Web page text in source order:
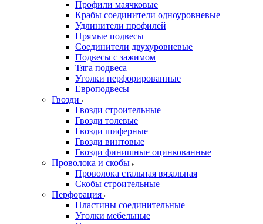
Профили маячковые
Крабы соединители одноуровневые
Удлинители профилей
Прямые подвесы
Соединители двухуровневые
Подвесы с зажимом
Тяга подвеса
Уголки перфорированные
Европодвесы
Гвозди
Гвозди строительные
Гвозди толевые
Гвозди шиферные
Гвозди винтовые
Гвозди финишные оцинкованные
Проволока и скобы
Проволока стальная вязальная
Скобы строительные
Перфорация
Пластины соединительные
Уголки мебельные